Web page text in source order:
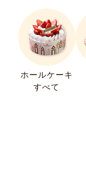
ホールケーキ
すべて